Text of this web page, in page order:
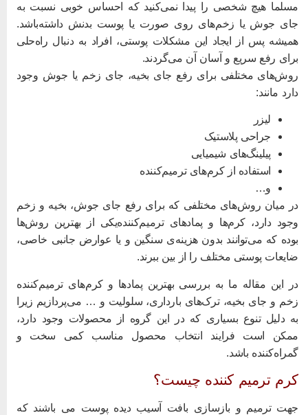
هیچ شخصی را پیدا نمی‌کنید که احساس خوبی نسبت به
جوش یا زخم‌های روی صورت یا پوست بدنش داشته‌باشد.
پس از ایجاد این مشکلات پوستی، افراد به دنبال راه‌حلی
رفع سریع و آسان آن می‌گردند.
مختلفی برای رفع جای بخیه، جای زخم یا جوش وجود
مانند:
لیزر
جراحی پلاستیک
پیلینگ‌های شیمیایی
استفاده از کرم‌های ترمیم‌کننده
و…
میان روش‌های مختلفی که برای رفع جای جوش، بخیه و زخم
دارد، کرم‌ها و پمادهای ترمیم‌کننده‌یکی از بهترین روش‌ها
که می‌توانند بدون هزینه‌ی سنگین و یا عوارض جانبی خاصی،
پوستی مختلف را از بین ببرند.
این مقاله ما به بررسی بهترین پمادها و کرم‌های ترمیم‌کننده
و جای بخیه، ترک‌های بارداری، سلولیت و … می‌پردازیم زیرا
دلیل تنوع بسیاری که در این گروه از محصولات وجود دارد،
است فرایند انتخاب محصول مناسب کمی سخت و
باشد.
ترمیم کننده چیست؟
ترمیم و بازسازی بافت آسیب دیده پوست می باشند که